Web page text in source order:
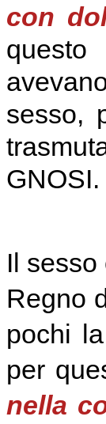
con
sesso,
GNOSI.
Il
Regno
pochi
per
nella